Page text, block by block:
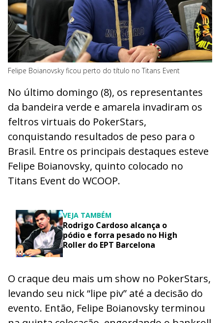
Felipe Boianovsky ficou perto do título no Titans Event
No último domingo (8), os representantes
da bandeira verde e amarela invadiram os
feltros virtuais do PokerStars,
conquistando resultados de peso para o
Brasil. Entre os principais destaques esteve
Felipe Boianovsky, quinto colocado no
Titans Event do WCOOP.
VEJA TAMBÉM
Rodrigo Cardoso alcança o
pódio e forra pesado no High
Roller do EPT Barcelona
O craque deu mais um show no PokerStars,
levando seu nick “lipe piv” até a decisão do
evento. Então, Felipe Boianovsky terminou